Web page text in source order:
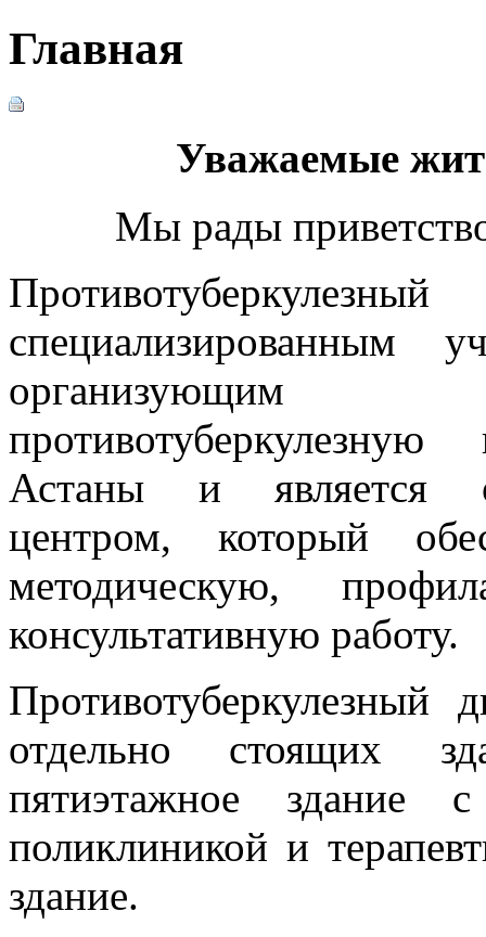
Главная
Уважаемые
Мы рады
специализированным
организующим
Астаны и является
центром, который
методическую,
консультативную работу.
Противотуберкулезный
отдельно стоящих
пятиэтажное здание
поликлиникой и
здание.